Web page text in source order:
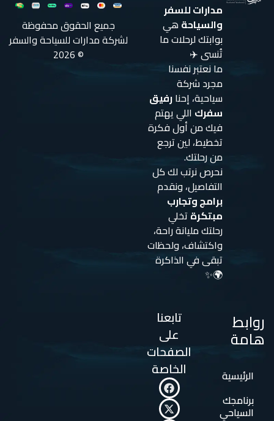
مدارات للسفر
والسياحة هي
بوابتك لرحلات ما
تُنسى ✈️
ما نعتبر نفسنا
مجرد شركة
سياحية، إحنارفيق
سفرك اللي يهتم
فيك من أول فكرة
تخطيط، لين ترجع
من رحلتك.
نحرص نرتب لك كل
التفاصيل، ونقدم
برامج وتجارب
مبتكرة تخلي
رحلتك مليانة راحة،
واكتشاف، ولحظات
تبقى في الذاكرة
🌍✨
روابط
هامة
الرئيسية
برنامجك
السياحي
تابعنا
على
الصفحات
الخاصة
جميع الحقوق محفوظة
لشركة مدارات للسياحة والسفر
© 2026